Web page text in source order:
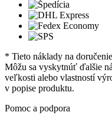
* Tieto náklady na
Môžu sa vyskytnúť ďalšie
veľkosti alebo vlastností
v popise produktu.
Pomoc a podpora